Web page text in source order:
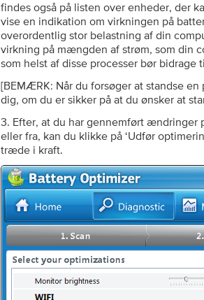
findes også på listen over enheder, der
vise en indikation om virkningen på
overordentlig stor belastning af din
virkning på mængden af strøm, som din
som helst af disse processer bør
[BEMÆRK: Når du forsøger at standse
dig, om du er sikker på at du ønsker at
3. Efter, at du har gennemført ændringer
eller fra, kan du klikke på ‘Udfør
træde i kraft.